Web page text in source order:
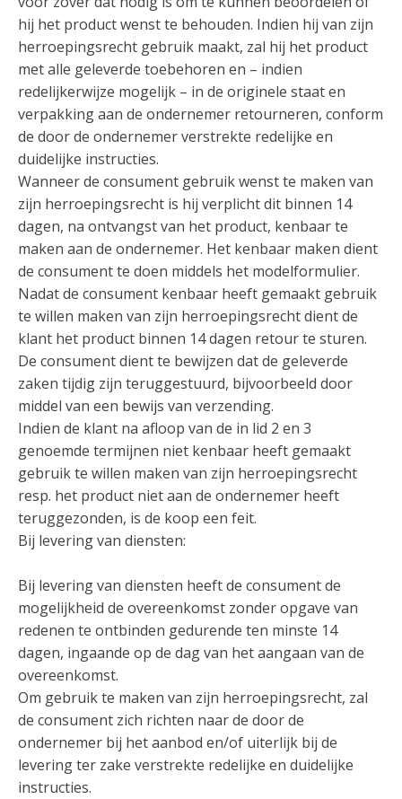
hij het product wenst te behouden. Indien hij van zijn
herroepingsrecht gebruik maakt, zal hij het product
met alle geleverde toebehoren en – indien
redelijkerwijze mogelijk – in de originele staat en
verpakking aan de ondernemer retourneren, conform
de door de ondernemer verstrekte redelijke en
duidelijke instructies.
Wanneer de consument gebruik wenst te maken van
zijn herroepingsrecht is hij verplicht dit binnen 14
dagen, na ontvangst van het product, kenbaar te
maken aan de ondernemer. Het kenbaar maken dient
de consument te doen middels het modelformulier.
Nadat de consument kenbaar heeft gemaakt gebruik
te willen maken van zijn herroepingsrecht dient de
klant het product binnen 14 dagen retour te sturen.
De consument dient te bewijzen dat de geleverde
zaken tijdig zijn teruggestuurd, bijvoorbeeld door
middel van een bewijs van verzending.
Indien de klant na afloop van de in lid 2 en 3
genoemde termijnen niet kenbaar heeft gemaakt
gebruik te willen maken van zijn herroepingsrecht
resp. het product niet aan de ondernemer heeft
teruggezonden, is de koop een feit.
Bij levering van diensten:
Bij levering van diensten heeft de consument de
mogelijkheid de overeenkomst zonder opgave van
redenen te ontbinden gedurende ten minste 14
dagen, ingaande op de dag van het aangaan van de
overeenkomst.
Om gebruik te maken van zijn herroepingsrecht, zal
de consument zich richten naar de door de
ondernemer bij het aanbod en/of uiterlijk bij de
levering ter zake verstrekte redelijke en duidelijke
instructies.